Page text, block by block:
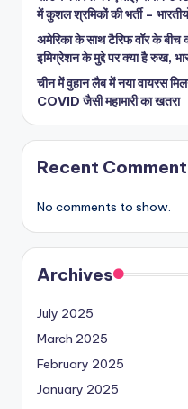
में कुशल श्रमिकों की भर्ती –
अमेरिका के साथ टैरिफ वॉर के बीच
इमिग्रेशन के मुद्दे पर क्या है रुख,
चीन में वुहान लैब में नया वायरस
COVID जैसी महामारी का खतरा
Recent
No comments to show.
Archives
July 2025
March 2025
February 2025
January 2025